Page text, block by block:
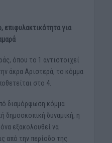
επιφυλακτικότητα για
όπου το 1 αντιστοιχεί
άκρα Αριστερά, το κόμμα
στο 4.
διαμόρφωση κόμμα
δημοσκοπική δυναμική, η
εξακολουθεί να
από την περίοδο της